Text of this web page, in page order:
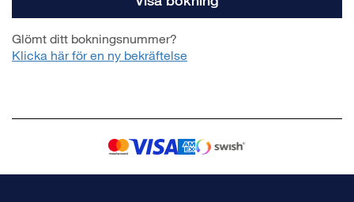
Glömt ditt bokningsnummer?
Klicka här för en ny bekräftelse